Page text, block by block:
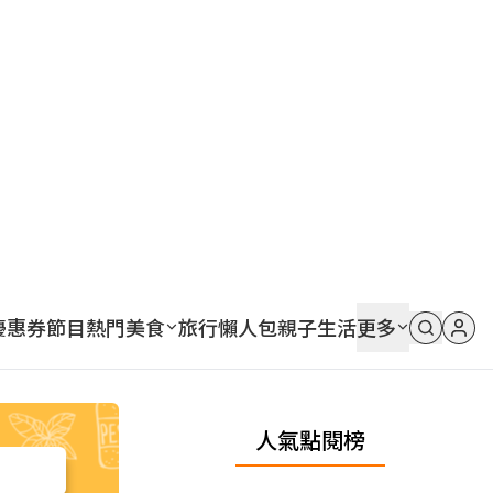
惠券節目熱門美食 旅行懶人包親子生活更多
人氣點閱榜